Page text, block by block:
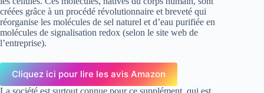
créées grâce à un procédé révolutionnaire et breveté qui
réorganise les molécules de sel naturel et d’eau purifiée en
molécules de signalisation redox (selon le site web de
l’entreprise).
Cliquez ici pour lire les avis Amazon
La société est surtout connue pour ce supplément, qui est